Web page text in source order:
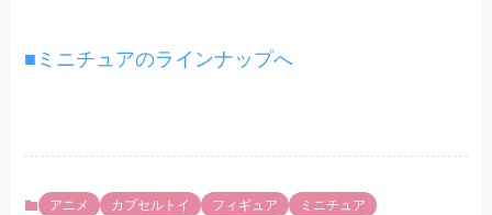
■ミニチュアのラインナップへ
アニメ カプセルトイ フィギュア
ミニチュア